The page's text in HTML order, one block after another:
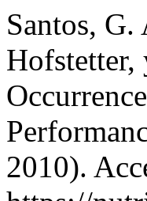
Santos,
Hofstetter,
2010).